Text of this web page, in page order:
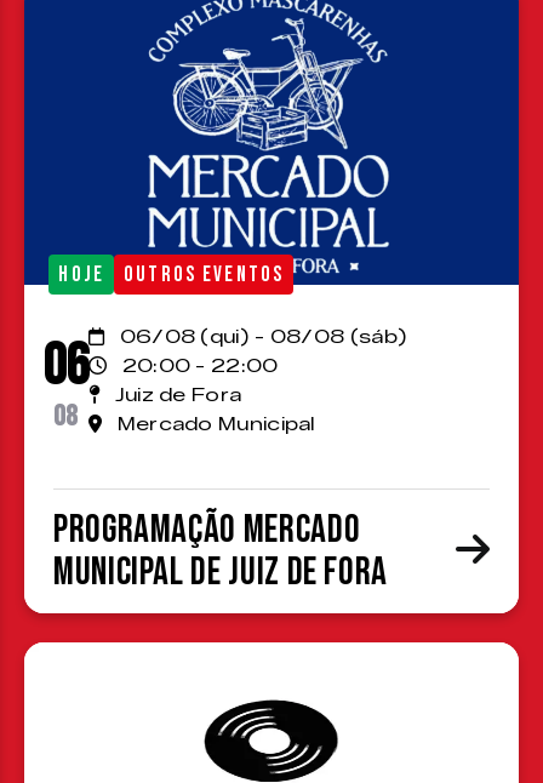
HOJE OUTROS EVENTOS
06
08
06/08 (qui) - 08/08 (sáb)
20:00 - 22:00
Juiz de Fora
Mercado Municipal
Programação Mercado
Municipal de Juiz de Fora